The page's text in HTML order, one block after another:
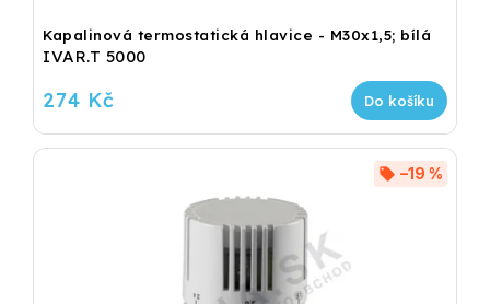
Kapalinová termostatická hlavice - M30x1,5; bílá
IVAR.T 5000
274 Kč Do košíku
–19 %